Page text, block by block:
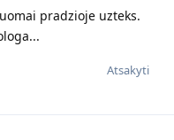
pradzioje uzteks.
Atsakyti